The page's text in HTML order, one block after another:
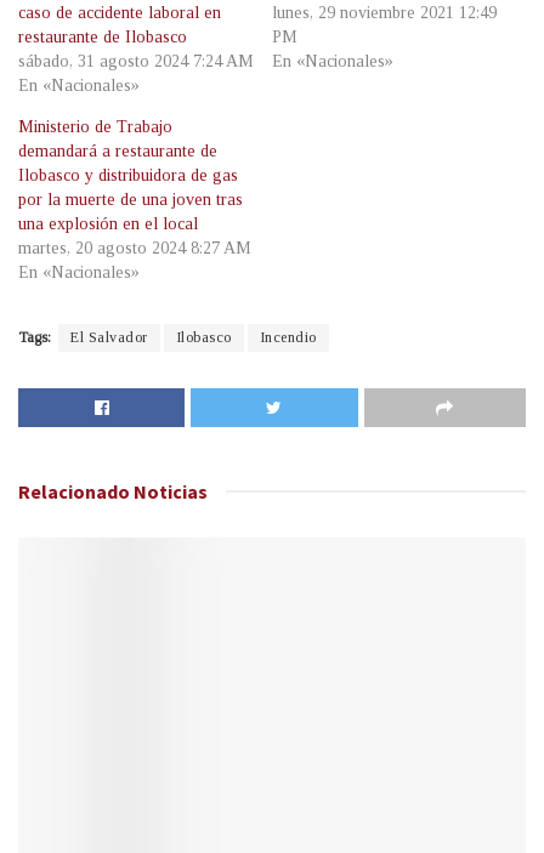
caso de accidente laboral en
restaurante de Ilobasco
sábado, 31 agosto 2024 7:24 AM
En «Nacionales»
lunes, 29 noviembre 2021 12:49
PM
En «Nacionales»
Ministerio de Trabajo
demandará a restaurante de
Ilobasco y distribuidora de gas
por la muerte de una joven tras
una explosión en el local
martes, 20 agosto 2024 8:27 AM
En «Nacionales»
Tags: El Salvador Ilobasco Incendio
Relacionado Noticias